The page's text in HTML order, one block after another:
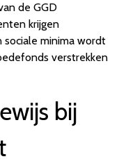
de GGD
krijgen
sociale minima wordt
verstrekken
bij